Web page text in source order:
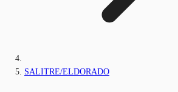
SALITRE/ELDORADO